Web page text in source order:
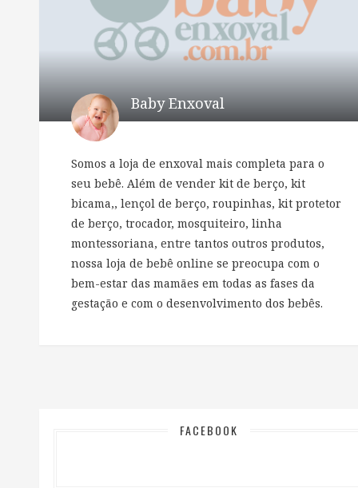
Baby Enxoval
Somos a loja de enxoval mais completa para o
seu bebê. Além de vender kit de berço, kit
bicama,, lençol de berço, roupinhas, kit protetor
de berço, trocador, mosquiteiro, linha
montessoriana, entre tantos outros produtos,
nossa loja de bebê online se preocupa com o
bem-estar das mamães em todas as fases da
gestação e com o desenvolvimento dos bebês.
FACEBOOK